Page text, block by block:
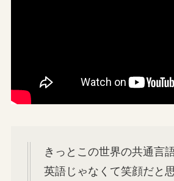
きっとこの世界の共通言
英語じゃなくて笑顔だと